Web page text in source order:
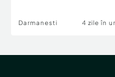
Darmanesti 4 zile în